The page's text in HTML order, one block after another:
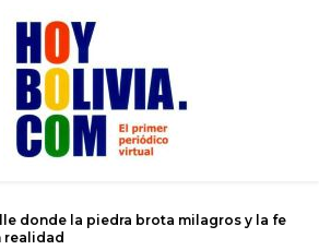
donde la piedra brota milagros y la fe
realidad